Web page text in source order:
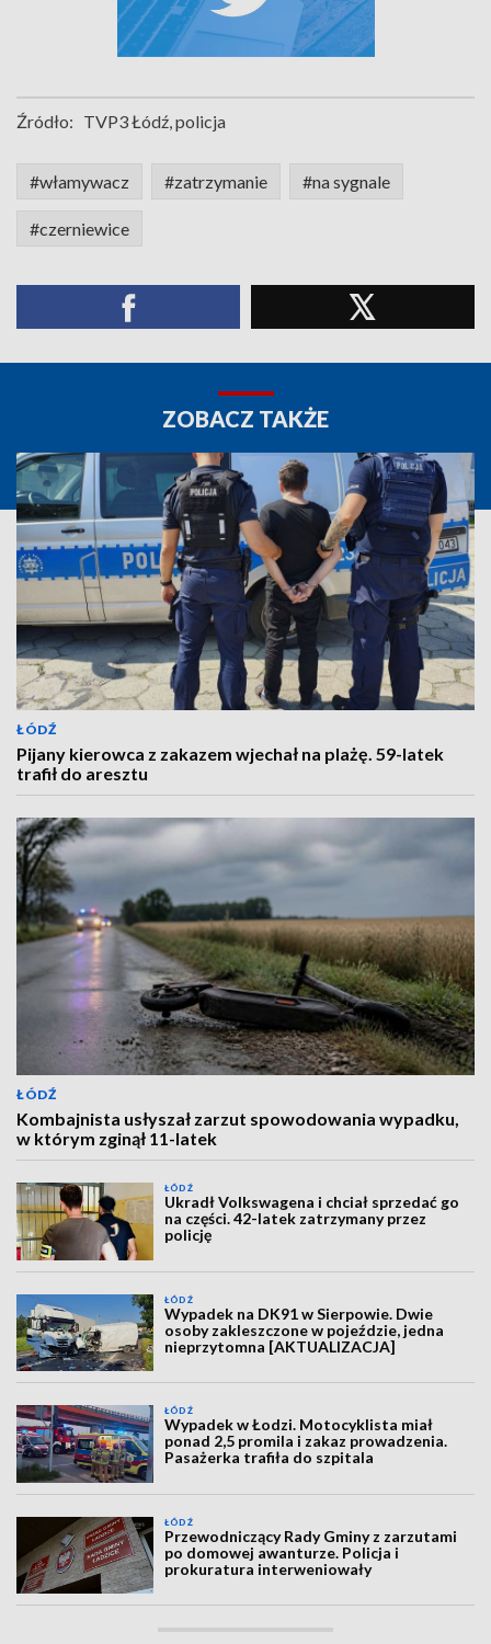
Źródło: TVP3 Łódź, policja
#włamywacz #zatrzymanie #na sygnale
#czerniewice
ZOBACZ TAKŻE
ŁÓDŹ
Pijany kierowca z zakazem wjechał na plażę. 59-latek
trafił do aresztu
ŁÓDŹ
Kombajnista usłyszał zarzut spowodowania wypadku,
w którym zginął 11-latek
ŁÓDŹ
Ukradł Volkswagena i chciał sprzedać go
na części. 42-latek zatrzymany przez
policję
ŁÓDŹ
Wypadek na DK91 w Sierpowie. Dwie
osoby zakleszczone w pojeździe, jedna
nieprzytomna [AKTUALIZACJA]
ŁÓDŹ
Wypadek w Łodzi. Motocyklista miał
ponad 2,5 promila i zakaz prowadzenia.
Pasażerka trafiła do szpitala
ŁÓDŹ
Przewodniczący Rady Gminy z zarzutami
po domowej awanturze. Policja i
prokuratura interweniowały